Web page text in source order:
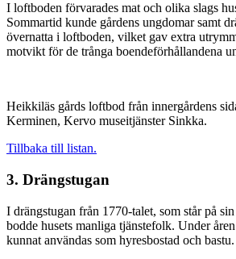
I loftboden förvarades mat och olika slags
Sommartid kunde gårdens ungdomar samt
övernatta i loftboden, vilket gav extra
motvikt för de trånga boendeförhållandena
Heikkiläs gårds loftbod från innergårdens
Kerminen, Kervo museitjänster Sinkka.
Tillbaka till listan.
3. Drängstugan
I drängstugan från 1770-talet, som står på
bodde husets manliga tjänstefolk. Under
kunnat användas som hyresbostad och bastu.